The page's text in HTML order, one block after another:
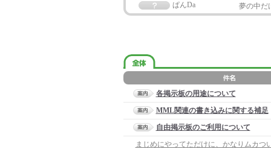
ぱんDa 夢の中
各掲示板の用途について
MML関連の書き込みに関する補足
自由掲示板のご利用について
まじめにやってただけに、かなりムカつ